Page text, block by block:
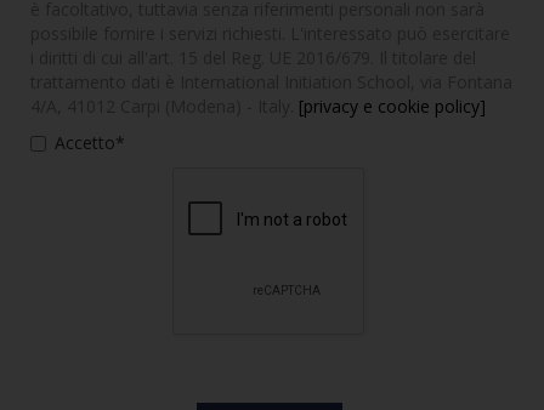
[privacy e cookie policy]
Accetto*